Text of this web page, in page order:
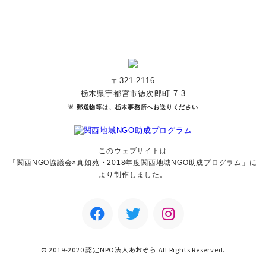
〒321-2116
栃木県宇都宮市徳次郎町 7-3
※ 郵送物等は、栃木事務所へお送りください
このウェブサイトは
「関西NGO協議会×真如苑・2018年度関西地域NGO助成プログラム」に
より制作しました。
© 2019-2020 認定NPO法人あおぞら All Rights Reserved.